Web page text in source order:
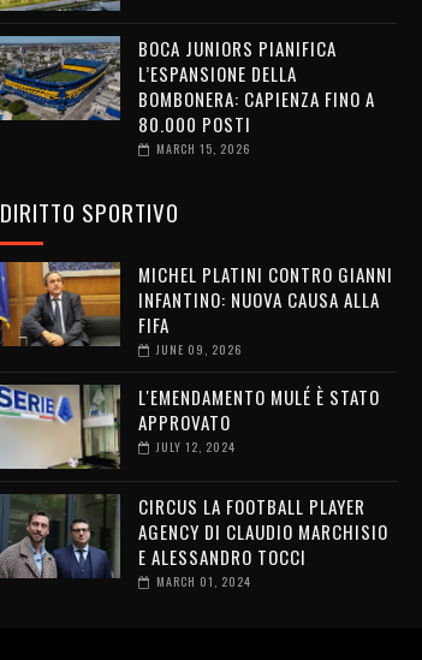
BOCA JUNIORS PIANIFICA
L’ESPANSIONE DELLA
BOMBONERA: CAPIENZA FINO A
80.000 POSTI
MARCH 15, 2026
DIRITTO SPORTIVO
MICHEL PLATINI CONTRO GIANNI
INFANTINO: NUOVA CAUSA ALLA
FIFA
JUNE 09, 2026
L'EMENDAMENTO MULÉ È STATO
APPROVATO
JULY 12, 2024
CIRCUS LA FOOTBALL PLAYER
AGENCY DI CLAUDIO MARCHISIO
E ALESSANDRO TOCCI
MARCH 01, 2024